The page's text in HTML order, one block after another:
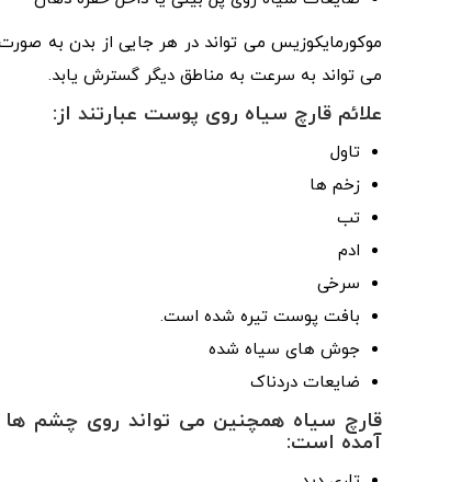
موکورمایکوزیس می تواند در هر جایی از بدن به
می تواند به سرعت به مناطق دیگر گسترش یابد.
علائم قارچ سیاه روی پوست عبارتند از:
تاول
زخم ها
تب
ادم
سرخی
بافت پوست تیره شده است.
جوش های سیاه شده
ضایعات دردناک
قارچ سیاه همچنین می تواند روی چشم ها
آمده است: